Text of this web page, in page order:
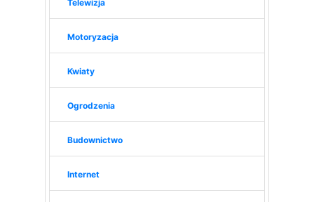
Telewizja
Motoryzacja
Kwiaty
Ogrodzenia
Budownictwo
Internet